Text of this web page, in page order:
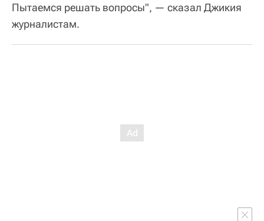
Пытаемся решать вопросы", — сказал Джикия
журналистам.